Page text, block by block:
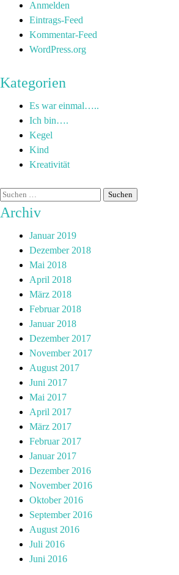
Anmelden
Eintrags-Feed
Kommentar-Feed
WordPress.org
Kategorien
Es war einmal…..
Ich bin….
Kegel
Kind
Kreativität
Archiv
Januar 2019
Dezember 2018
Mai 2018
April 2018
März 2018
Februar 2018
Januar 2018
Dezember 2017
November 2017
August 2017
Juni 2017
Mai 2017
April 2017
März 2017
Februar 2017
Januar 2017
Dezember 2016
November 2016
Oktober 2016
September 2016
August 2016
Juli 2016
Juni 2016